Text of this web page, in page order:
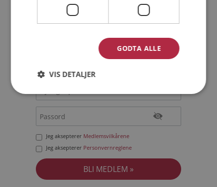
Kvinne
Jeg aksepterer Medlemsvilkårene
Jeg aksepterer Personvernreglene
GODTA ALLE
VIS DETALJER